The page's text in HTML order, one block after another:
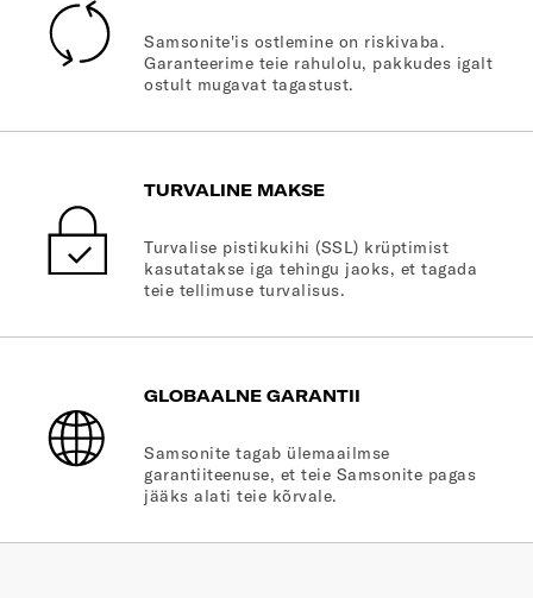
Samsonite'is ostlemine on riskivaba.
Garanteerime teie rahulolu, pakkudes igalt
ostult mugavat tagastust.
TURVALINE MAKSE
Turvalise pistikukihi (SSL) krüptimist
kasutatakse iga tehingu jaoks, et tagada
teie tellimuse turvalisus.
GLOBAALNE GARANTII
Samsonite tagab ülemaailmse
garantiiteenuse, et teie Samsonite pagas
jääks alati teie kõrvale.